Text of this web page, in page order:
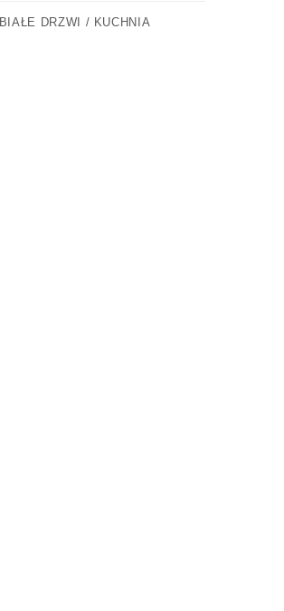
BIAŁE DRZWI / KUCHNIA